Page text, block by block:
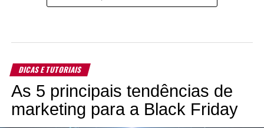
DICAS E TUTORIAIS
As 5 principais tendências de
marketing para a Black Friday